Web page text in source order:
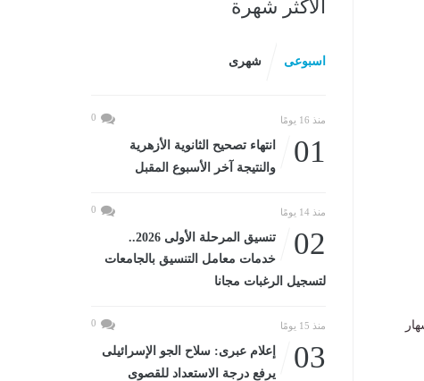
الأكثر شهرة
اسبوعى شهرى
منذ 16 يومًا 0
01
انتهاء تصحيح الثانوية الأزهرية
والنتيجة آخر الأسبوع المقبل
منذ 14 يومًا 0
02
تنسيق المرحلة الأولى 2026..
خدمات معامل التنسيق بالجامعات
لتسجيل الرغبات مجانا
منذ 15 يومًا 0
03
إعلام عبرى: سلاح الجو الإسرائيلى
يرفع درجة الاستعداد للقصوى